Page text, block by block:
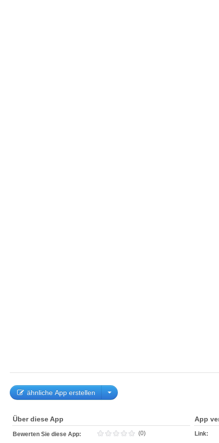
ähnliche App erstellen
Über diese App
Bewerten Sie diese App: (0)
App
Link: